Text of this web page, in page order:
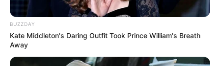
Langka Banget! 10 Pose Lucu
Katak yang Bikin Ketawa
Gemes
BUZZDAY
Kate Middleton's Daring Outfit Took Prince William's Breath
Away